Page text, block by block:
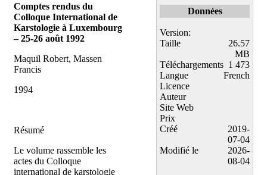
Comptes rendus du
Colloque International de
Karstologie à Luxembourg
– 25-26 août 1992
Maquil Robert, Massen
Francis
1994
Résumé
Le volume rassemble les
actes du Colloque
international de karstologie
Données
Version:
Taille
26.57
MB
Téléchargements 1 473
Langue
French
Licence
Auteur
Site Web
Prix
Créé
2019-
07-04
Modifié le
2026-
08-04